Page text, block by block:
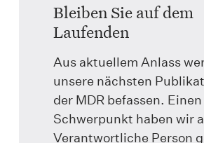
Bleiben Sie auf dem
Laufenden
Aus aktuellem Anlass
unsere nächsten
der MDR befassen. Einen
Schwerpunkt haben wir
Verantwortliche Person